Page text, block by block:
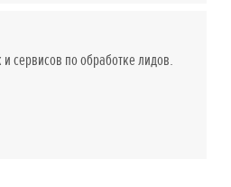
сервисов по обработке лидов.